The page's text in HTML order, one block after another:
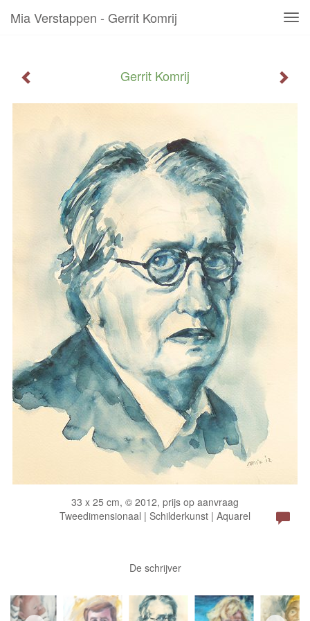
Mia Verstappen - Gerrit Komrij
Gerrit Komrij
33 x 25 cm, © 2012, prijs op aanvraag
Tweedimensionaal | Schilderkunst | Aquarel
De schrijver